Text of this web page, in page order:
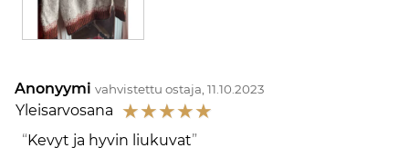
Anonyymi vahvistettu ostaja, 11.10.2023
Yleisarvosana ☆☆☆☆☆
Kevyt ja hyvin liukuvat